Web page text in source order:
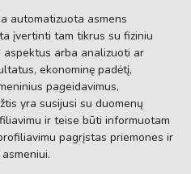
automatizuota asmens
įvertinti tam tikrus su fiziniu
aspektus arba analizuoti ar
ekonominę padėtį,
pageidavimus,
yra susijusi su duomenų
ir teise būti informuotam
pagrįstas priemones ir